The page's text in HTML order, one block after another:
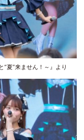
“夏”来ません！～』より